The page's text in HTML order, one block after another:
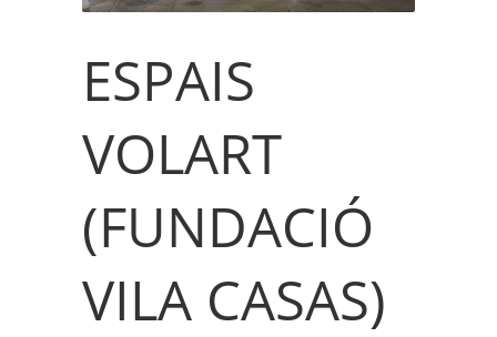
ESPAIS
VOLART
(FUNDACIÓ
VILA CASAS)